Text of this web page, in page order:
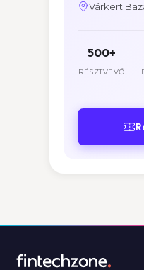
Várkert
500+
RÉSZTVEVŐ